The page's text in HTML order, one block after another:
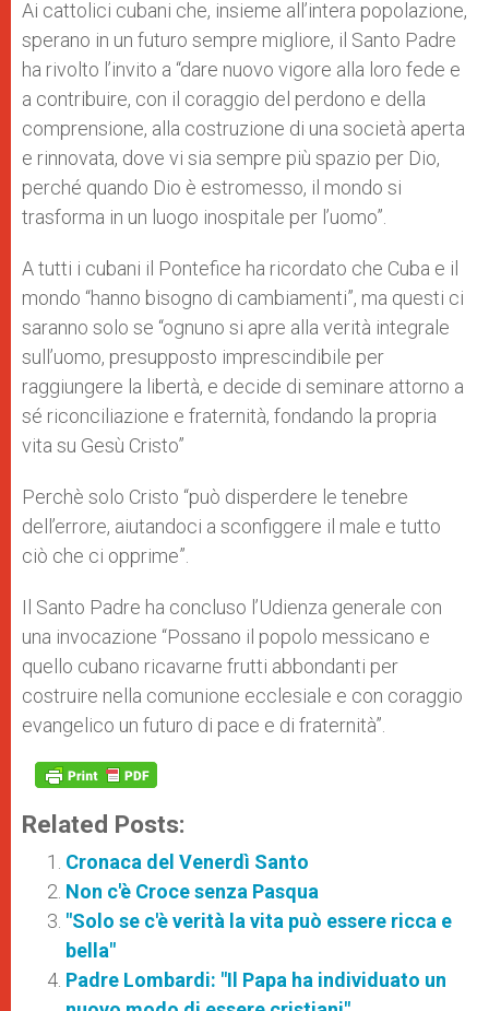
Ai cattolici cubani che, insieme all’intera popolazione,
sperano in un futuro sempre migliore, il Santo Padre
ha rivolto l’invito a “dare nuovo vigore alla loro fede e
a contribuire, con il coraggio del perdono e della
comprensione, alla costruzione di una società aperta
e rinnovata, dove vi sia sempre più spazio per Dio,
perché quando Dio è estromesso, il mondo si
trasforma in un luogo inospitale per l’uomo”.
A tutti i cubani il Pontefice ha ricordato che Cuba e il
mondo “hanno bisogno di cambiamenti”, ma questi ci
saranno solo se “ognuno si apre alla verità integrale
sull’uomo, presupposto imprescindibile per
raggiungere la libertà, e decide di seminare attorno a
sé riconciliazione e fraternità, fondando la propria
vita su Gesù Cristo”
Perchè solo Cristo “può disperdere le tenebre
dell’errore, aiutandoci a sconfiggere il male e tutto
ciò che ci opprime”.
Il Santo Padre ha concluso l’Udienza generale con
una invocazione “Possano il popolo messicano e
quello cubano ricavarne frutti abbondanti per
costruire nella comunione ecclesiale e con coraggio
evangelico un futuro di pace e di fraternità”.
Related Posts:
Cronaca del Venerdì Santo
Non c'è Croce senza Pasqua
"Solo se c'è verità la vita può essere ricca e
bella"
Padre Lombardi: "Il Papa ha individuato un